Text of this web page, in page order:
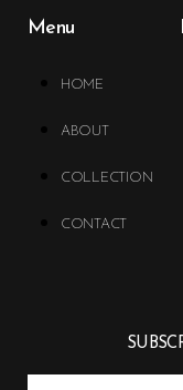
Menu
HOME
ABOUT
COLLECTION
CONTACT